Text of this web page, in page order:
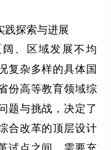
践探索与进展
、区域发展不均
复杂多样的具体国
份高等教育领域综
题与挑战，决定了
合改革的顶层设计